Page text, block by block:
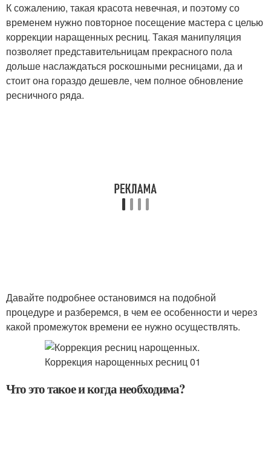
К сожалению, такая красота невечная, и поэтому со
временем нужно повторное посещение мастера с целью
коррекции наращенных ресниц. Такая манипуляция
позволяет представительницам прекрасного пола
дольше наслаждаться роскошными ресницами, да и
стоит она гораздо дешевле, чем полное обновление
ресничного ряда.
Давайте подробнее остановимся на подобной
процедуре и разберемся, в чем ее особенности и через
какой промежуток времени ее нужно осуществлять.
Что это такое и когда необходима?